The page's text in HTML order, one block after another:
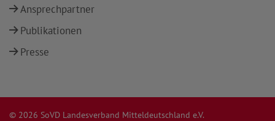
Ansprechpartner
Publikationen
Presse
© 2026 SoVD Landesverband Mitteldeutschland e.V.